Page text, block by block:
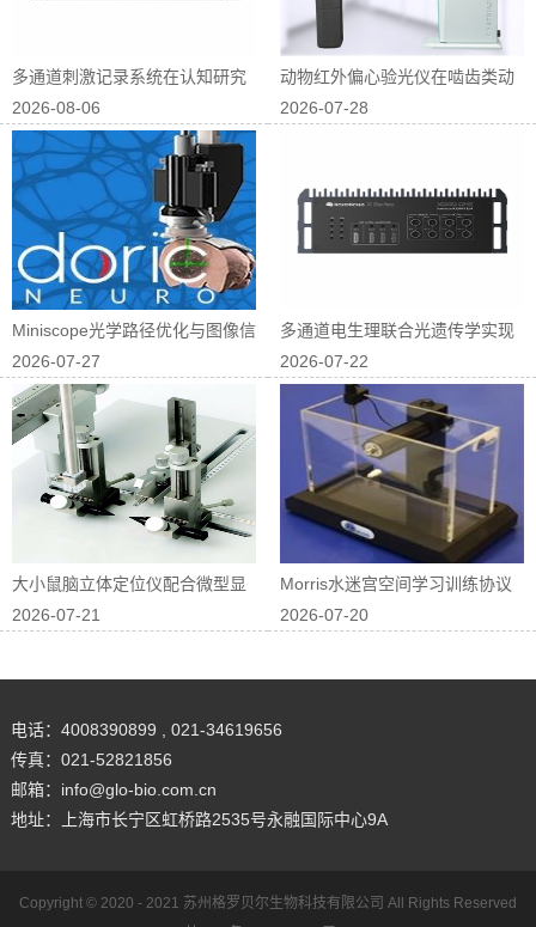
多通道刺激记录系统在认知研究
中的应用
2026-08-06
动物红外偏心验光仪在啮齿类动
物屈光研究中...
2026-07-28
Miniscope光学路径优化与图像信
噪...
2026-07-27
多通道电生理联合光遗传学实现
神经回路因果...
2026-07-22
大小鼠脑立体定位仪配合微型显
微镜进行在体...
2026-07-21
Morris水迷宫空间学习训练协议
优化
2026-07-20
电话：4008390899 , 021-34619656
传真：021-52821856
邮箱：info@glo-bio.com.cn
地址：上海市长宁区虹桥路2535号永融国际中心9A
Copyright © 2020 - 2021 苏州格罗贝尔生物科技有限公司 All Rights Reserved